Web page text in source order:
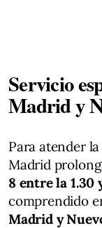
Servicio
Madrid y
Para atender
Madrid
8 entre la 1.30
comprendido
Madrid y